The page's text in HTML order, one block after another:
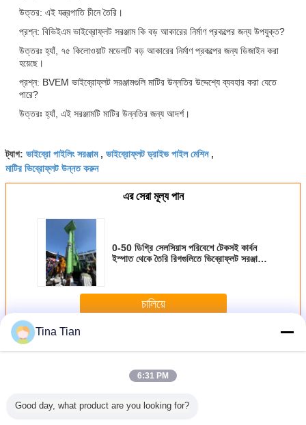
উত্তর: এই যন্ত্রপাতি চীনে তৈরি।
প্রশ্ন: বিভিইএম ভাইব্রোফ্লট সরঞ্জাম কি বড় আকারের নির্মাণ প্রকল্পের জন্য উপযুক্ত?
উত্তরঃ হ্যাঁ, ৭৫ কিলোওয়াট মডেলটি বড় আকারের নির্মাণ প্রকল্পের জন্য ডিজাইন করা
হয়েছে।
প্রশ্ন: BVEM ভাইব্রোফ্লট সরঞ্জামগুলি মাটির উন্নতির উদ্দেশ্যে ব্যবহার করা যেতে
পারে?
উত্তরঃ হ্যাঁ, এই সরঞ্জামটি মাটির উন্নতির জন্য আদর্শ।
ট্যাগ: ভাইব্রো পাইলিং সরঞ্জাম, ভাইব্রোফ্লট ড্রাইভ পাইল মেশিন,
মাটির ভিব্রোফ্লট উন্নত করুন
এর সেরা মূল্য পান
0-50 ডিগ্রি সেলসিয়াস পরিবেশে টেকসই কার্বন
ইস্পাত থেকে তৈরি রিগগুলিতে ভিব্রোফ্লট সরঞ্জামের
চালিয়ে
অধিকভাইব্রোফ্লট সরঞ্জাম
Tina Tian
6:31 PM
Good day, what product are you looking for?